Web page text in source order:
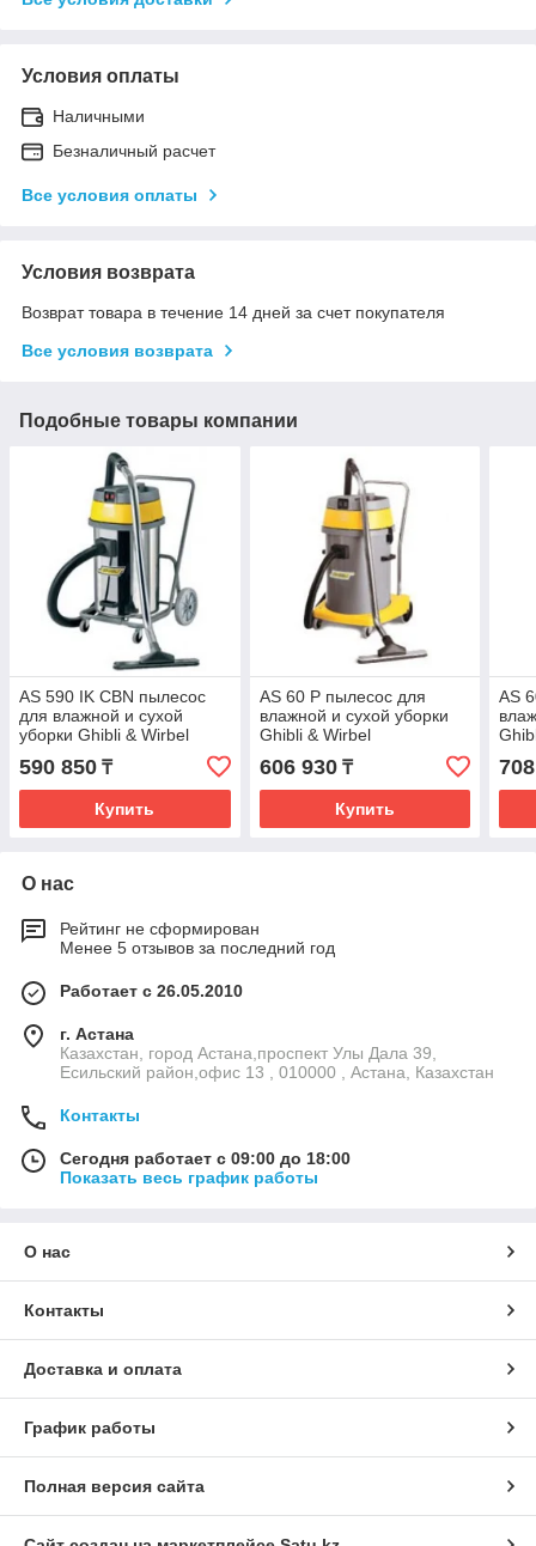
Условия оплаты
Наличными
Безналичный расчет
Все условия оплаты
Условия возврата
Возврат товара в течение 14 дней за счет покупателя
Все условия возврата
Подобные товары компании
AS 590 IK CBN пылесос
для влажной и сухой
уборки Ghibli & Wirbel
590 850 ₸
Купить
AS 60 P пылесос для
влажной и сухой уборки
Ghibli & Wirbel
606 930₸
Купить
AS
О нас
Рейтинг не сформирован
Менее 5 отзывов за последний год
Работает с 26.05.2010
г. Астана
Казахстан, город Астана,проспект Улы Дала 39,
Есильский район,офис 13 , 010000 , Астана, Казахстан
Контакты
Сегодня работает с 09:00 до 18:00
Показать весь график работы
О нас
Контакты
Доставка и оплата
График работы
Полная версия сайта